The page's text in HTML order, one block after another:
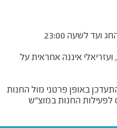
איננה אחראית על
באופן פרטני מול החנות
לפעילות החנות במוצ"ש